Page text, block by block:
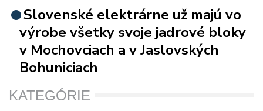
Slovenské elektrárne už majú vo
výrobe všetky svoje jadrové bloky
v Mochovciach a v Jaslovských
Bohuniciach
KATEGÓRIE